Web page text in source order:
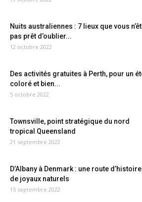
Nuits australiennes : 7 lieux que vous
pas prêt d’oublier...
12 octobre 2022
Des activités gratuites à Perth, pour un
coloré et bien...
5 octobre 2022
Townsville, point stratégique du nord
tropical Queensland
21 septembre 2022
D’Albany à Denmark : une route
de joyaux naturels
15 septembre 2022